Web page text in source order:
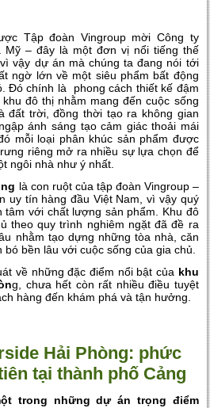
Tập đoàn Vingroup mời Công ty
Mỹ – đây là một đơn vị nổi tiếng thế
vậy dự án mà chúng ta đang nói tới
ngờ lớn về một siêu phẩm bất động
Đó chính là phong cách thiết kế đậm
đô thị nhằm mang đến cuộc sống
đất trời, đồng thời tạo ra không gian
ánh sáng tạo cảm giác thoải mái
mỗi loại phân khúc sản phẩm được
riêng mở ra nhiều sự lựa chọn để
ngôi nhà như ý nhất.
là con ruột của tập đoàn Vingroup –
uy tín hàng đầu Việt Nam, vì vậy quý
tâm với chất lượng sản phẩm. Khu đô
theo quy trình nghiêm ngặt đã đề ra
nhằm tạo dựng những tòa nhà, căn
bền lâu với cuộc sống của gia chủ.
về những đặc điểm nổi bật của khu
g, chưa hết còn rất nhiều điều tuyệt
hàng đến khám phá và tận hưởng.
Hải Phòng: phức
tại thành phố Cảng
trong những dự án trọng điểm